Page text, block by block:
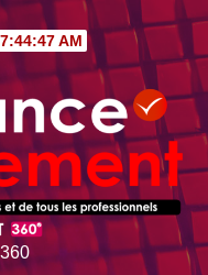
7:44:48 AM